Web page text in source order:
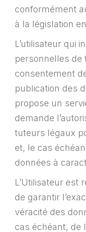
conformément
à la législation
L’utilisateur qui
personnelles de
consentement
publication des
propose un
demande
tuteurs légaux
et, le cas
données à
L’Utilisateur est
de garantir
véracité des
cas échéant, de